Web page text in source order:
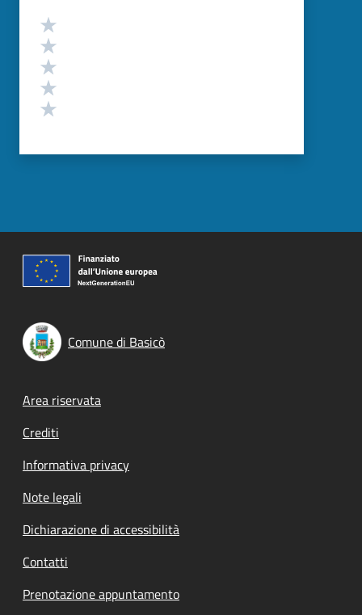
Valutazione
Comune di Basicò
Footer menu
Area riservata
Crediti
Informativa privacy
Note legali
Dichiarazione di accessibilità
Contatti
Prenotazione appuntamento